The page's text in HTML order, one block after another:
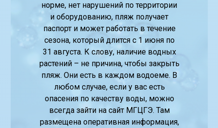
норме, нет нарушений по территории
и оборудованию, пляж получает
паспорт и может работать в течение
сезона, который длится с 1 июня по
31 августа. К слову, наличие водных
растений – не причина, чтобы закрыть
пляж. Они есть в каждом водоеме. В
любом случае, если у вас есть
опасения по качеству воды, можно
всегда зайти на сайт МГЦГЭ. Там
размещена оперативная информация,